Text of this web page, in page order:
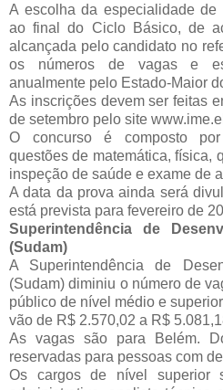
A escolha da especialidade de
ao final do Ciclo Básico, de
alcançada pelo candidato no
os números de vagas e
anualmente pelo Estado-Maior
As inscrições devem ser feitas
de setembro pelo site
O concurso é composto
questões de matemática, física,
inspeção de saúde e exame de
A data da prova ainda será
está prevista para fevereiro de
Superintendência de
(Sudam)
A Superintendência de
(Sudam) diminiu o número de
público de nível médio e
vão de R$ 2.570,02 a R$
As vagas são para Belém.
reservadas para pessoas com
Os cargos de nível superior